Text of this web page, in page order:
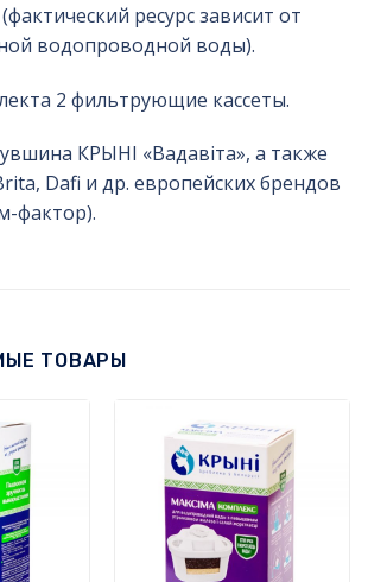
ресурс зависит от
водопроводной воды).
2 фильтрующие кассеты.
КРЫНI «Вадавiта», а также
Dafi и др. европейских брендов
фактор).
ТОВАРЫ